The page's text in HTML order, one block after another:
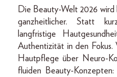
Die Beauty-Welt 2026 wird
ganzheitlicher. Statt
langfristige
Authentizität in den Fokus.
Hautpflege über Neuro-
fluiden Beauty-